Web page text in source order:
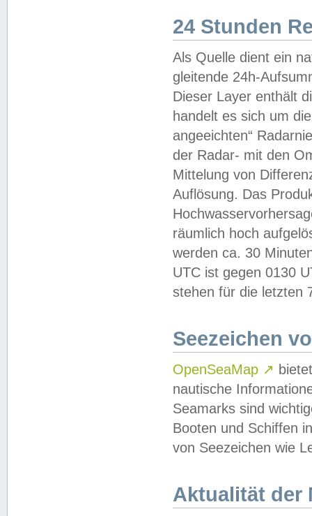
24 Stunden
Als Quelle dient ein
gleitende 24h-
Dieser Layer enthält
handelt es sich um
angeeichten“
der Radar- mit den
Mittelung von
Auflösung. Das
räumlich hoch
werden ca. 30
UTC ist gegen 0130
stehen für die letzten
Seezeichen
OpenSeaMap ↗
nautische
Seamarks sind
Booten und Schiffen
von Seezeichen wie
Aktualität der